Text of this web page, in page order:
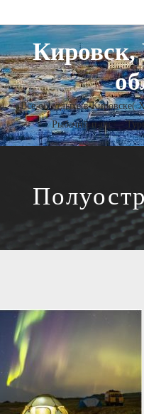
Все об отдыхе в Кировске(
Рыбачий п-ов —